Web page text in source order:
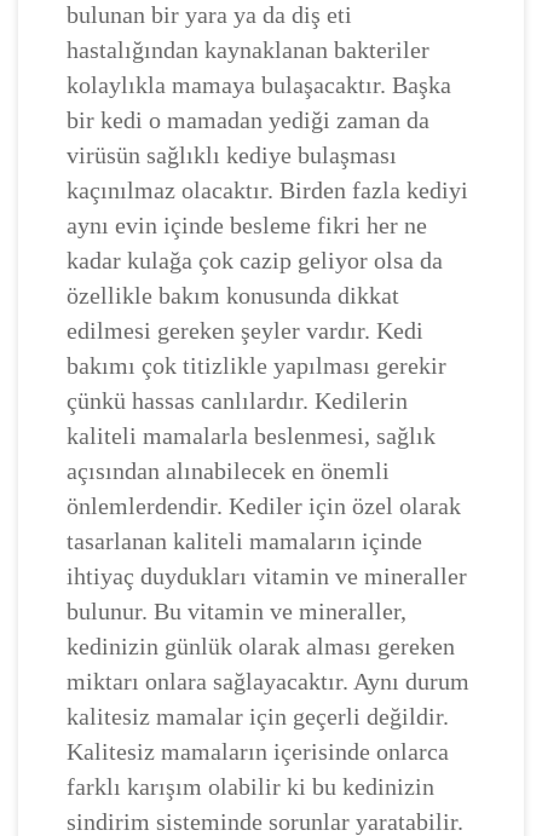
bulunan bir yara ya da diş eti
hastalığından kaynaklanan bakteriler
kolaylıkla mamaya bulaşacaktır. Başka
bir kedi o mamadan yediği zaman da
virüsün sağlıklı kediye bulaşması
kaçınılmaz olacaktır. Birden fazla kediyi
aynı evin içinde besleme fikri her ne
kadar kulağa çok cazip geliyor olsa da
özellikle bakım konusunda dikkat
edilmesi gereken şeyler vardır. Kedi
bakımı çok titizlikle yapılması gerekir
çünkü hassas canlılardır. Kedilerin
kaliteli mamalarla beslenmesi, sağlık
açısından alınabilecek en önemli
önlemlerdendir. Kediler için özel olarak
tasarlanan kaliteli mamaların içinde
ihtiyaç duydukları vitamin ve mineraller
bulunur. Bu vitamin ve mineraller,
kedinizin günlük olarak alması gereken
miktarı onlara sağlayacaktır. Aynı durum
kalitesiz mamalar için geçerli değildir.
Kalitesiz mamaların içerisinde onlarca
farklı karışım olabilir ki bu kedinizin
sindirim sisteminde sorunlar yaratabilir.